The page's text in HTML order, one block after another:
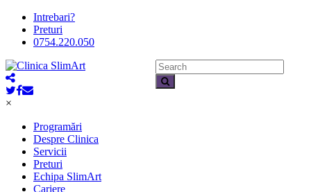
Intrebari?
Preturi
0754.220.050
×
Programări
Despre Clinica
Servicii
Preturi
Echipa SlimArt
Cariere